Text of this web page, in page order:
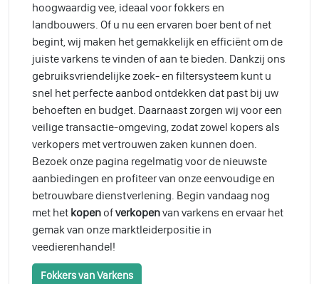
hoogwaardig vee, ideaal voor fokkers en
landbouwers. Of u nu een ervaren boer bent of net
begint, wij maken het gemakkelijk en efficiënt om de
juiste varkens te vinden of aan te bieden. Dankzij ons
gebruiksvriendelijke zoek- en filtersysteem kunt u
snel het perfecte aanbod ontdekken dat past bij uw
behoeften en budget. Daarnaast zorgen wij voor een
veilige transactie-omgeving, zodat zowel kopers als
verkopers met vertrouwen zaken kunnen doen.
Bezoek onze pagina regelmatig voor de nieuwste
aanbiedingen en profiteer van onze eenvoudige en
betrouwbare dienstverlening. Begin vandaag nog
met het kopen ofverkopenvan varkens en ervaar het
gemak van onze marktleiderpositie in
veedierenhandel!
Fokkers van Varkens